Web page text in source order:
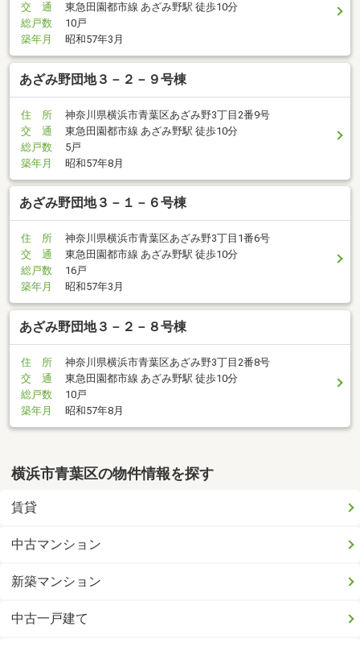
交 通
東急田園都市線 あざみ野駅 徒歩10分
総戸数
10戸
築年月
昭和57年3月
あざみ野団地３－２－９号棟
住 所
神奈川県横浜市青葉区あざみ野3丁目2番9号
交 通
東急田園都市線 あざみ野駅 徒歩10分
総戸数
5戸
築年月
昭和57年8月
あざみ野団地３－１－６号棟
住 所
神奈川県横浜市青葉区あざみ野3丁目1番6号
交 通
東急田園都市線 あざみ野駅 徒歩10分
総戸数
16戸
築年月
昭和57年3月
あざみ野団地３－２－８号棟
住 所
神奈川県横浜市青葉区あざみ野3丁目2番8号
交 通
東急田園都市線 あざみ野駅 徒歩10分
総戸数
10戸
築年月
昭和57年8月
横浜市青葉区の物件情報を探す
賃貸
中古マンション
新築マンション
中古一戸建て